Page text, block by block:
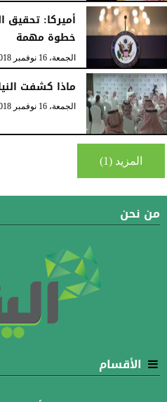
أميركا:
خطوة مهمة
الجمعة، 16 نوفمبر 2018
ماذا كشفت
الجمعة، 16 نوفمبر 2018
المزيد (1)
من نحن
الأقسام